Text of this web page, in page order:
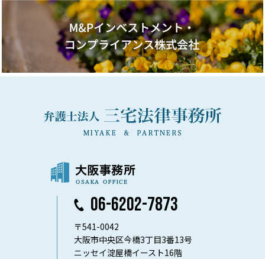
06-6202-7873
〒541-0042
大阪市中央区今橋3丁目3番13号
ニッセイ淀屋橋イースト16階